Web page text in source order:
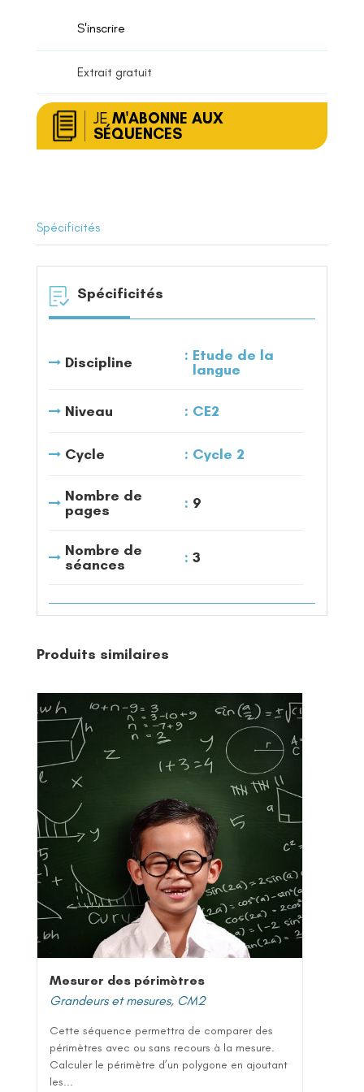
S'inscrire
Extrait gratuit
JE M'ABONNE AUX
SÉQUENCES
Spécificités
Spécificités
Discipline
Etude de la
langue
Niveau CE2
Cycle Cycle 2
Nombre de
pages
9
Nombre de
séances
3
Produits similaires
Mesurer des périmètres
Grandeurs et mesures, CM2
Cette séquence permettra de comparer des
périmètres avec ou sans recours à la mesure.
Calculer le périmètre d’un polygone en ajoutant
les...